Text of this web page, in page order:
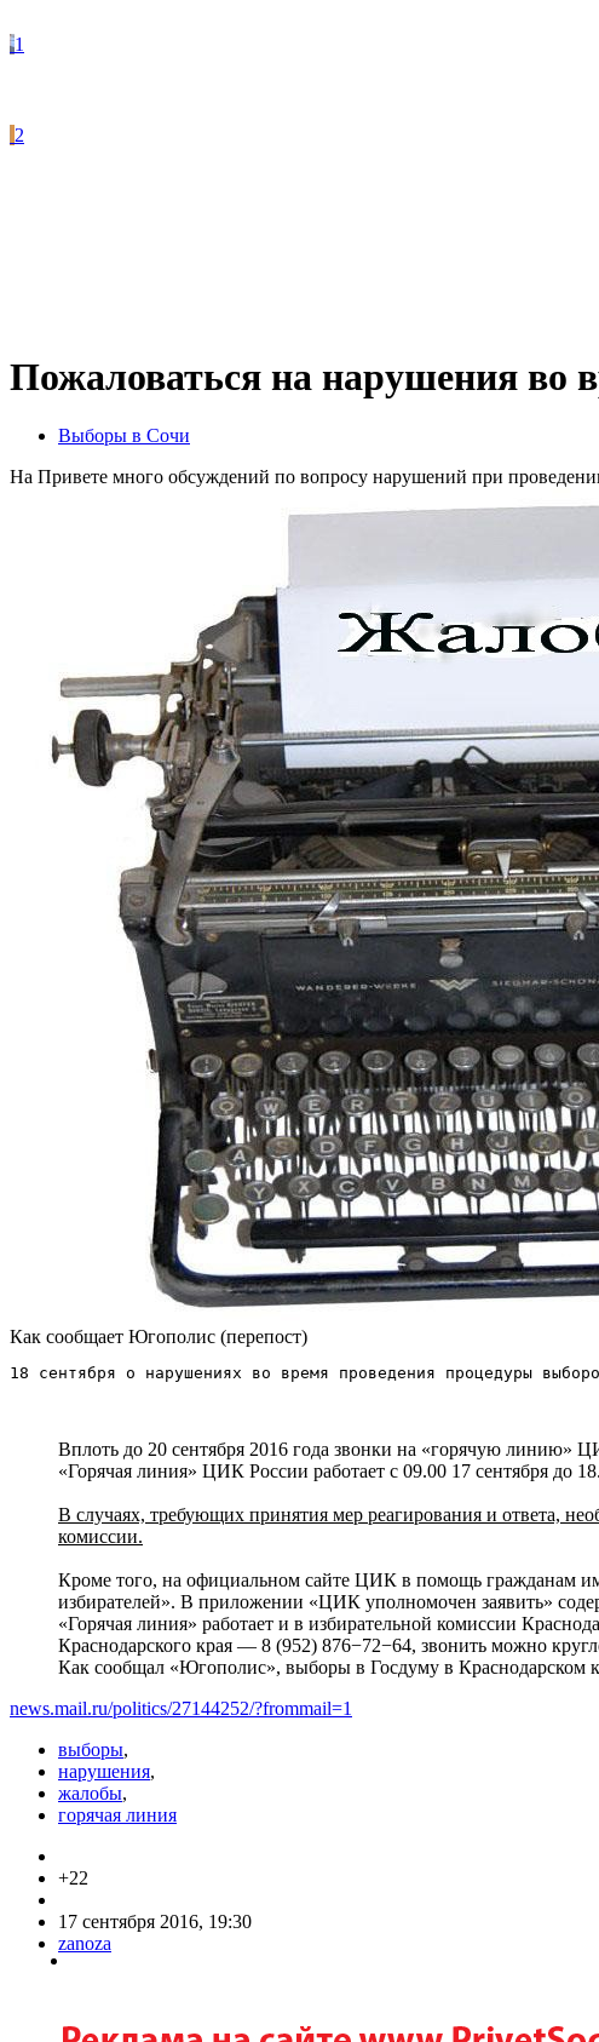
1
2
Пожаловаться на нарушения во
Выборы в Сочи
На Привете много обсуждений по вопросу нарушений при
Как сообщает Югополис (перепост)
18 сентября о нарушениях во время проведения процедуры
Вплоть до 20 сентября 2016 года звонки на «горячую
«Горячая линия» ЦИК России работает с 09.00 17 сентября до
В случаях, требующих принятия мер реагирования и ответа,
комиссии.
Кроме того, на официальном сайте ЦИК в помощь гражданам
избирателей». В приложении «ЦИК уполномочен заявить»
«Горячая линия» работает и в избирательной комиссии
Краснодарского края — 8 (952) 876−72−64, звонить можно
Как сообщал «Югополис», выборы в Госдуму в Краснодарском
news.mail.ru/politics/27144252/?frommail=1
выборы,
нарушения,
жалобы,
горячая линия
+22
17 сентября 2016, 19:30
zanoza